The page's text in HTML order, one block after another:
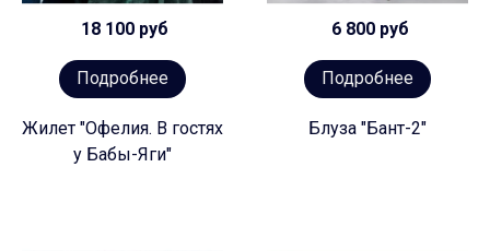
18 100 руб
Подробнее
Жилет "Офелия. В гостях
у Бабы-Яги"
6 800 руб
Подробнее
Блуза "Бант-2"